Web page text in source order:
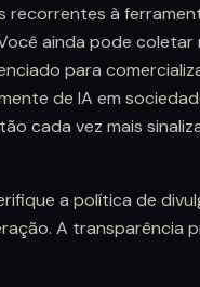
recorrentes à
ainda pode coletar
para
de IA em
cada vez mais
a política de
A transparência